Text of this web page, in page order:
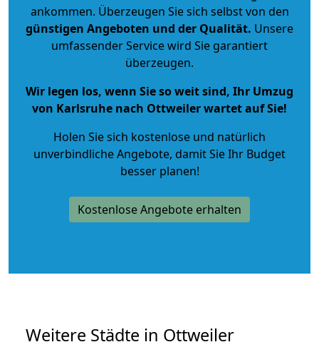
ankommen. Überzeugen Sie sich selbst von den
günstigen Angeboten und der Qualität. Unsere
umfassender Service wird Sie garantiert
überzeugen.
Wir legen los, wenn Sie so weit sind, Ihr Umzug
von Karlsruhe nach Ottweiler wartet auf Sie!
Holen Sie sich kostenlose und natürlich
unverbindliche Angebote, damit Sie Ihr Budget
besser planen!
Kostenlose Angebote erhalten
Weitere Städte in Ottweiler